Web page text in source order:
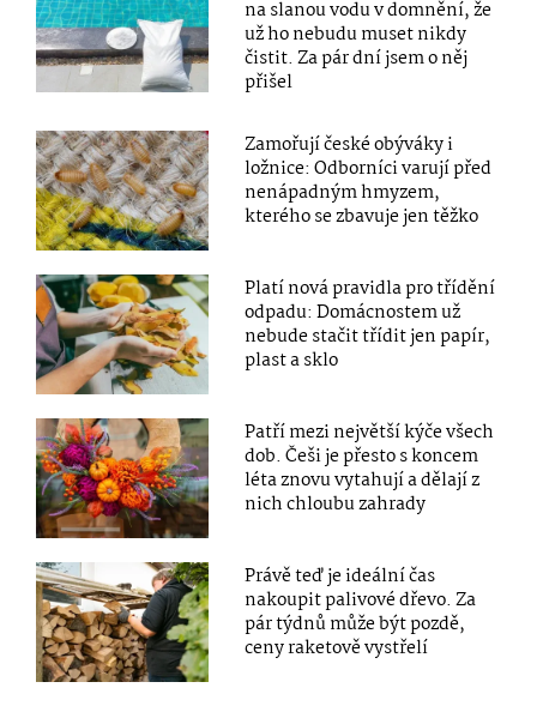
na slanou vodu v domnění, že
už ho nebudu muset nikdy
čistit. Za pár dní jsem o něj
přišel
Zamořují české obýváky i
ložnice: Odborníci varují před
nenápadným hmyzem,
kterého se zbavuje jen těžko
Platí nová pravidla pro třídění
odpadu: Domácnostem už
nebude stačit třídit jen papír,
plast a sklo
Patří mezi největší kýče všech
dob. Češi je přesto s koncem
léta znovu vytahují a dělají z
nich chloubu zahrady
Právě teď je ideální čas
nakoupit palivové dřevo. Za
pár týdnů může být pozdě,
ceny raketově vystřelí